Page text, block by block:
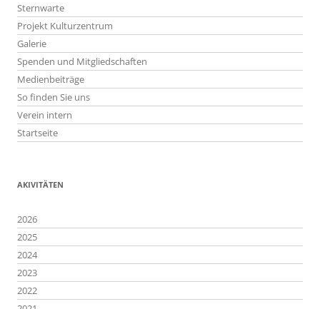
Sternwarte
Projekt Kulturzentrum
Galerie
Spenden und Mitgliedschaften
Medienbeiträge
So finden Sie uns
Verein intern
Startseite
AKIVITÄTEN
2026
2025
2024
2023
2022